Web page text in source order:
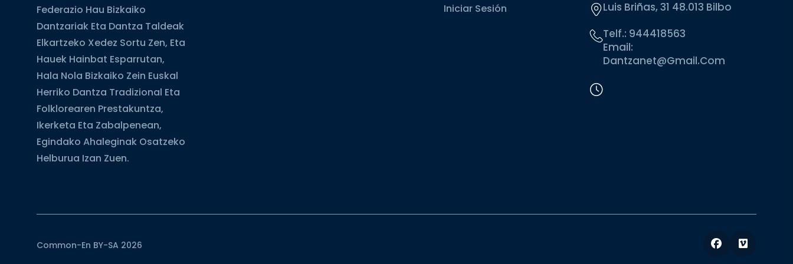
Federazio Hau Bizkaiko
Dantzariak Eta Dantza Taldeak
Elkartzeko Xedez Sortu Zen, Eta
Hauek Hainbat Esparrutan,
Hala Nola Bizkaiko Zein Euskal
Herriko Dantza Tradizional Eta
Folklorearen Prestakuntza,
Ikerketa Eta Zabalpenean,
Egindako Ahaleginak Osatzeko
Helburua Izan Zuen.
Iniciar Sesión
Luis Briñas, 31 48.013 Bilbo
Telf.: 944418563
Email:
Dantzanet@gmail.com
Common-En BY-SA 2026 Facebook
Vimeo